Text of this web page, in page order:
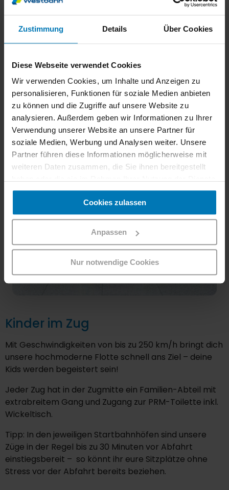
Zustimmung Details Über Cookies
Diese Webseite verwendet Cookies
Wir verwenden Cookies, um Inhalte und Anzeigen zu
personalisieren, Funktionen für soziale Medien anbieten
zu können und die Zugriffe auf unsere Website zu
analysieren. Außerdem geben wir Informationen zu Ihrer
Verwendung unserer Website an unsere Partner für
soziale Medien, Werbung und Analysen weiter. Unsere
Partner führen diese Informationen möglicherweise mit
weiteren Daten zusammen, die Sie ihnen bereitgestellt
gesammelt haben.
Cookies zulassen
Anpassen
Nur notwendige Cookies
alleine reisen. Bitte um Verständnis, dass wir keinen
Betreuungsdienst anbieten können.
Kinder im Zug
Mit Geschwindigkeiten von bis zu 250 km/h bringt dich
unsere hochmoderne Flotte schnell ans Ziel – deine
Kids werden begeistert sein!
Jeder Zug hat in der Zugmitte ein Familien-Abteil mit
extrabreitem Gang und Zugang zur PRM-Toilette inkl.
Wickeltisch.
Tipp: In den jeweiligen Startbahnhöfen sind unsere
Züge in der Regel bis zu 30 Minuten vor Abfahrt
einstiegsbereit – so könnt ihr eure Sitzplätze ohne
Stress vor der Abfahrt bereits beziehen.